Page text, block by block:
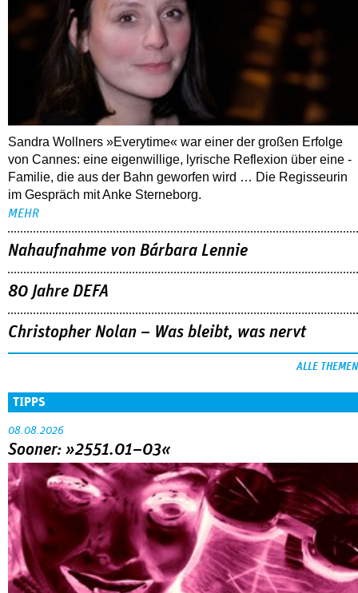
Sandra Wollners »Everytime« war einer der großen Erfolge
von Cannes: eine eigenwillige, lyrische Reflexion über eine ­
Familie, die aus der Bahn geworfen wird … Die Regisseurin
im Gespräch mit Anke Sterneborg.
MEHR
Nahaufnahme von Bárbara Lennie
80 Jahre DEFA
Christopher Nolan – Was bleibt, was nervt
ALLE THEMEN
TIPPS
08.08.2026
Sooner: »2551.01–03«